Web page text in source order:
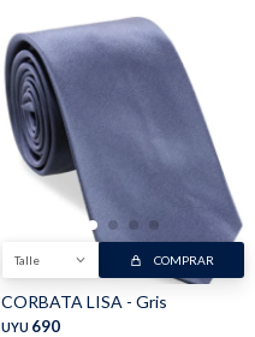
Talle COMPRAR
CORBATA LISA - Gris
UYU 690